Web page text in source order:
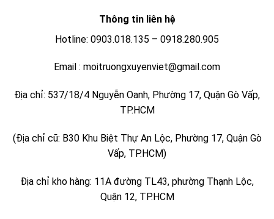
Thông tin liên hệ
Hotline: 0903.018.135 – 0918.280.905
Email : moitruongxuyenviet@gmail.com
Địa chỉ: 537/18/4 Nguyễn Oanh, Phường 17, Quận Gò Vấp,
TP.HCM
(Địa chỉ cũ: B30 Khu Biệt Thự An Lộc, Phường 17, Quận Gò
Vấp, TP.HCM)
Địa chỉ kho hàng: 11A đường TL43, phường Thạnh Lộc,
Quận 12, TP.HCM